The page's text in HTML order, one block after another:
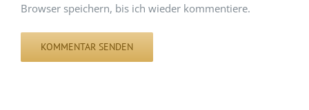
Browser speichern, bis ich wieder kommentiere.